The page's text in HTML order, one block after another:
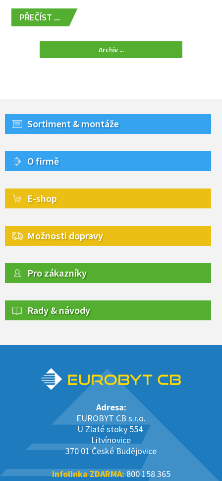
PŘEČÍST ...
Archiv ...
Sortiment & montáže
O firmě
E-shop
Možnosti dopravy
Pro zákazníky
Rady & návody
Adresa:
EUROBYT CB s.r.o.
U Zlaté stoky 554
Litvínovice
370 01 České Budějovice
Infolinka ZDARMA:800 158 365